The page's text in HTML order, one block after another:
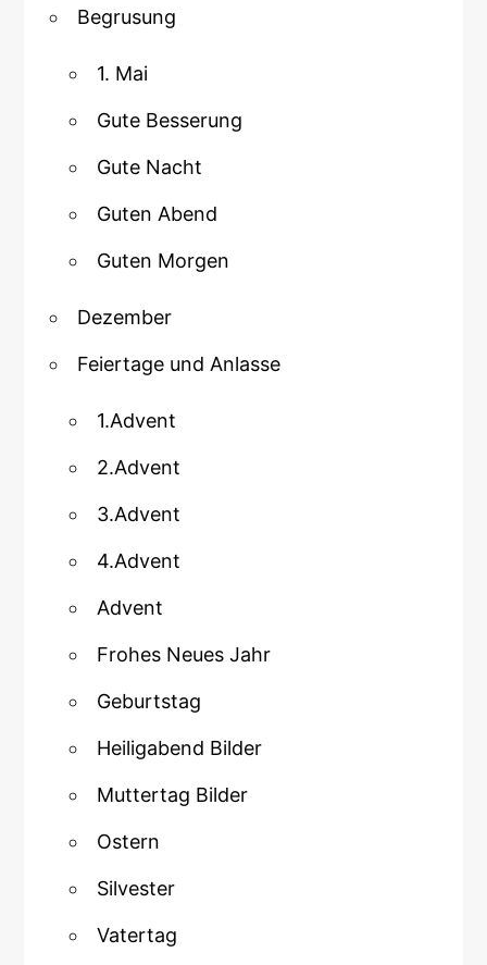
Begrusung
1. Mai
Gute Besserung
Gute Nacht
Guten Abend
Guten Morgen
Dezember
Feiertage und Anlasse
1.Advent
2.Advent
3.Advent
4.Advent
Advent
Frohes Neues Jahr
Geburtstag
Heiligabend Bilder
Muttertag Bilder
Ostern
Silvester
Vatertag